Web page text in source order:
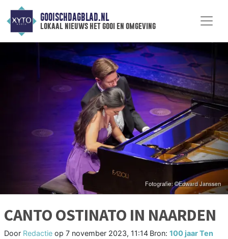
GOOISCHDAGBLAD.NL
lokaal nieuws het gooi en omgeving
CANTO OSTINATO IN NAARDEN
Door Redactie op 7 november 2023, 11:14 Bron: 100 jaar Ten